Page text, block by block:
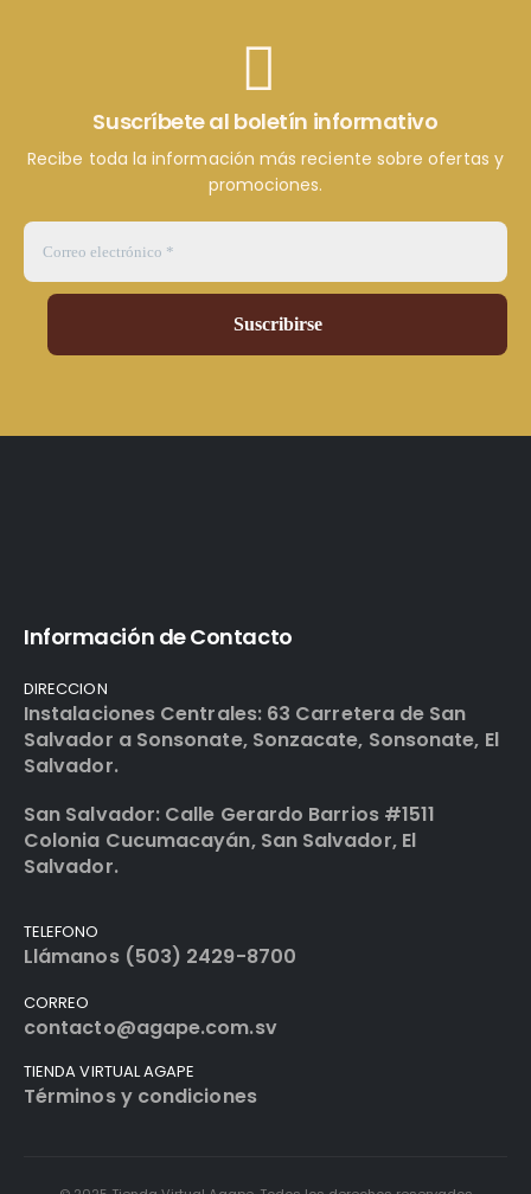
Suscríbete al boletín informativo
Recibe toda la información más reciente sobre ofertas y
promociones.
Información de Contacto
DIRECCION
Instalaciones Centrales: 63 Carretera de San
Salvador a Sonsonate, Sonzacate, Sonsonate, El
Salvador.
San Salvador: Calle Gerardo Barrios #1511
Colonia Cucumacayán, San Salvador, El
Salvador.
TELEFONO
Llámanos (503) 2429-8700
CORREO
contacto@agape.com.sv
TIENDA VIRTUAL AGAPE
Términos y condiciones